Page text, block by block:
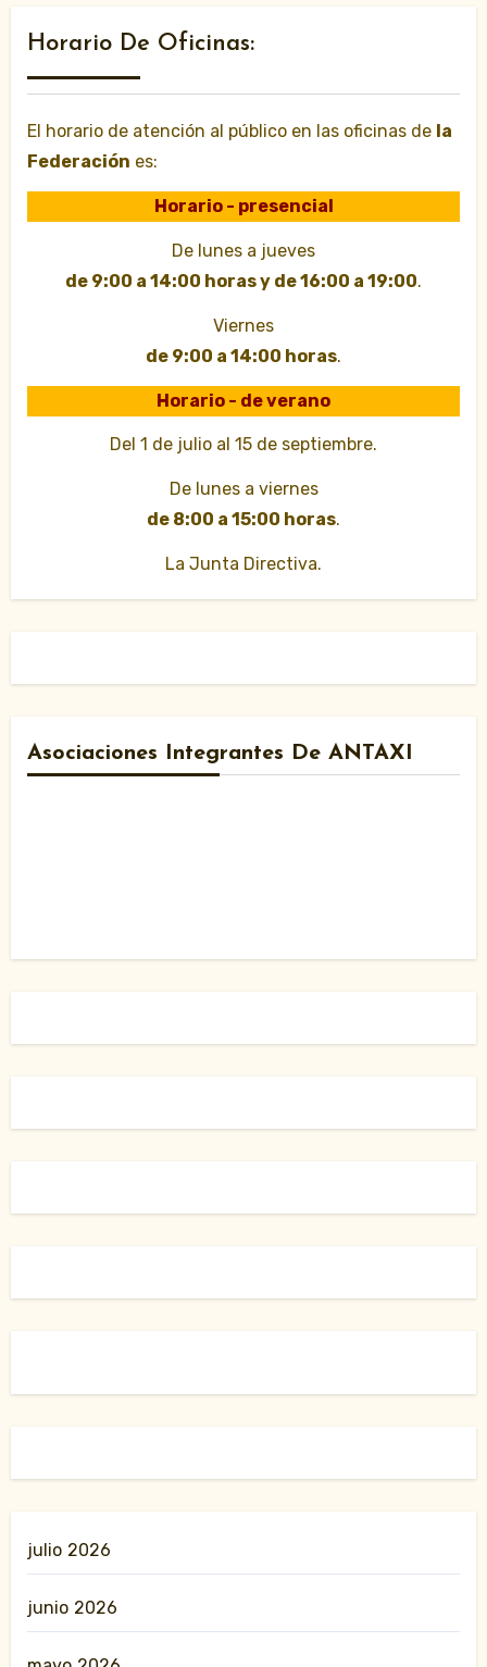
Horario De Oficinas:
El horario de atención al público en las oficinas de la
Federación es:
Horario - presencial
De lunes a jueves
de 9:00 a 14:00 horas y de 16:00 a 19:00.
Viernes
de 9:00 a 14:00 horas.
Horario - de verano
Del 1 de julio al 15 de septiembre.
De lunes a viernes
de 8:00 a 15:00 horas.
La Junta Directiva.
Asociaciones Integrantes De ANTAXI
julio 2026
junio 2026